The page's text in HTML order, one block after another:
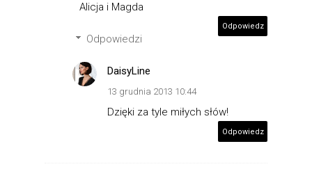
Alicja i Magda
Odpowiedz
Odpowiedzi
DaisyLine
13 grudnia 2013 10:44
Dzięki za tyle miłych słów!
Odpowiedz